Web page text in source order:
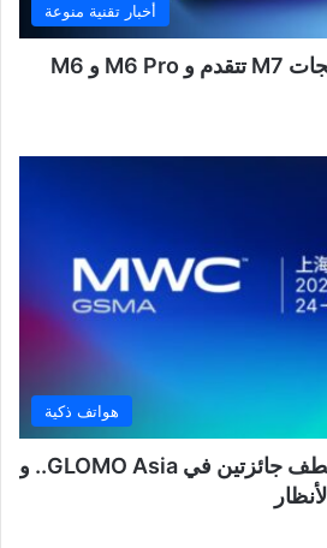
أخبار تقنية منوعة
آبل تُغيّر خططها.. معالجات M7 تتقدم و M6 Pro و M6
هواتف ذكية
Honor Magic V6 يخطف جائزتين في GLOMO Asia.. و